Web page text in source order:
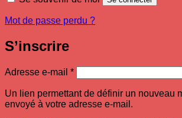
Mot de passe perdu ?
S’inscrire
Adresse e-mail *Obligatoire
Un lien permettant de définir un nouveau
envoyé à votre adresse e-mail.